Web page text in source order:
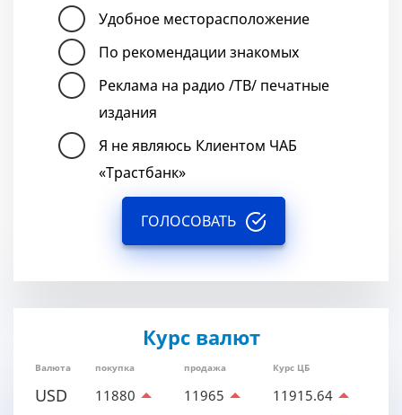
Удобное месторасположение
По рекомендации знакомых
Реклама на радио /ТВ/ печатные
издания
Я не являюсь Клиентом ЧАБ
«Трастбанк»
ГОЛОСОВАТЬ
Курс валют
Валюта покупка продажа Курс ЦБ
USD 11880 11965 11915.64